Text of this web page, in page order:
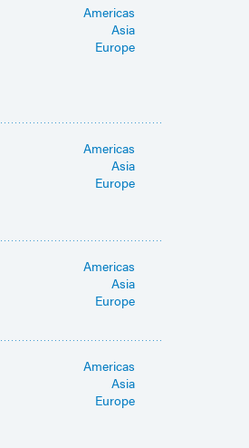
Americas
Asia
Europe
Americas
Asia
Europe
Americas
Asia
Europe
Americas
Asia
Europe